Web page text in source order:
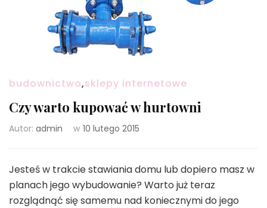
budownictwo,sklepy internetowe
Czy warto kupować w hurtowni
Autor: admin w 10 lutego 2015
Jesteś w trakcie stawiania domu lub dopiero masz w
planach jego wybudowanie? Warto już teraz
rozglądnąć się samemu nad koniecznymi do jego